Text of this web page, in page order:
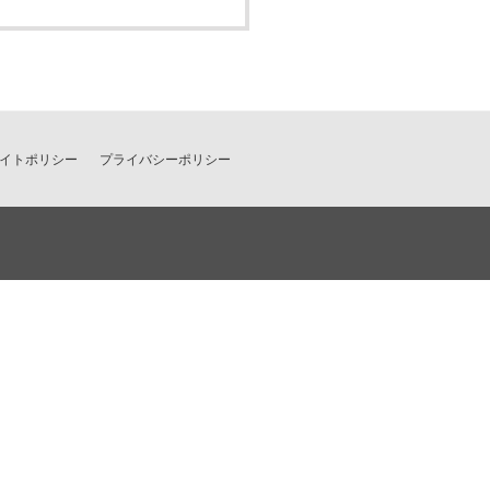
トポリシー プライバシーポリシー